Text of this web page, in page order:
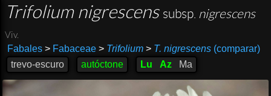
Trifolium nigrescens subsp. nigrescens
Viv.
Fabales >Fabaceae > Trifolium > T. nigrescens(comparar)
trevo-escuro
autóctone Lu Az Ma